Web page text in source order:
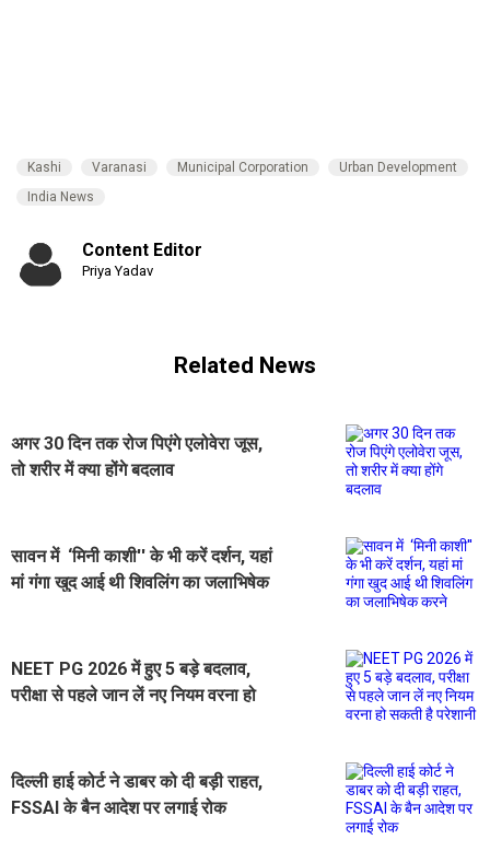
Kashi Varanasi Municipal Corporation
Urban Development
India News
Content Editor
Priya Yadav
Related News
अगर 30 दिन तक रोज पिएंगे एलोवेरा जूस,
तो शरीर में क्या होंगे बदलाव
सावन में ‘मिनी काशी'' के भी करें दर्शन, यहां
मां गंगा खुद आई थी शिवलिंग का जलाभिषेक
NEET PG 2026 में हुए 5 बड़े बदलाव,
परीक्षा से पहले जान लें नए नियम वरना हो
दिल्ली हाई कोर्ट ने डाबर को दी बड़ी राहत,
FSSAI के बैन आदेश पर लगाई रोक